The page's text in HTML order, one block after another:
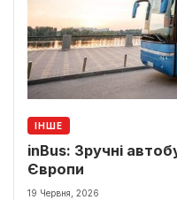
ІНШЕ
inBus: Зручні
Європи
19 Червня, 2026